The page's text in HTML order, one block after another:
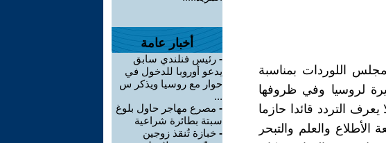
في مجلس اللوردات بمناسبة
كبيرة لروسيا وفي ظروفها
يعرف التردد قائدا حازما
والعلم والتبحر
أخبار عامة
- رئيس فنلندي سابق
يدعو أوروبا للدخول في
حوار مع روسيا ويذكر س
...
- مصرع مهاجر حاول بلوغ
سبتة بطائرة شراعية
- خبازة تُنقذ زوجين